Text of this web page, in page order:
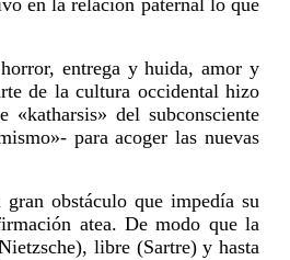
en la relación paternal lo que
entrega y huida, amor y
de la cultura occidental hizo
del subconsciente
para acoger las nuevas
obstáculo que impedía su
atea. De modo que la
libre (Sartre) y hasta